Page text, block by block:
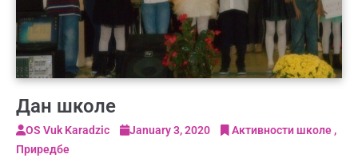
Дан школе
OS Vuk Karadzic January 3, 2020
Активности школе
Приредбе